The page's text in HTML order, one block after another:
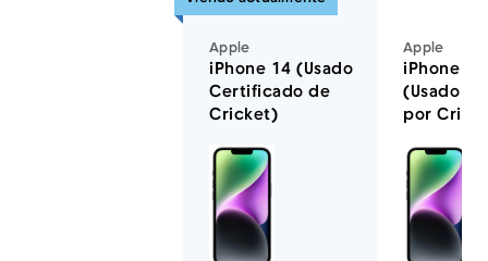
Apple
iPhone 14 (Usado
Certificado de
Cricket)
Apple
iPhone
(Usado
por